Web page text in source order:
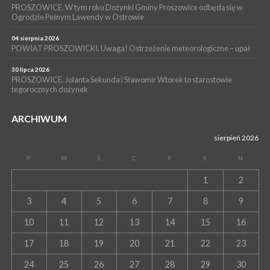
WYDARZENIA
13 lipca 2026
Szpitalu im. Ojca Rafała z Proszowic już działa
PROSZOWICE. W tym roku Dożynki Gminy Proszowice odbędą się w
Ogrodzie Pełnym Lawendy w Ostrowie
04 sierpnia 2026
POWIAT PROSZOWICKI. Uwaga! Ostrzeżenie meteorologiczne – upał
30 lipca 2026
PROSZOWICE. Jolanta Sekunda i Sławomir Wtorek to starostowie
tegorocznych dożynek
ARCHIWUM
sierpień 2026
P W Ś C P S N
1 2
3 4 5 6 7 8 9
10 11 12 13 14 15 16
17 18 19 20 21 22 23
24 25 26 27 28 29 30